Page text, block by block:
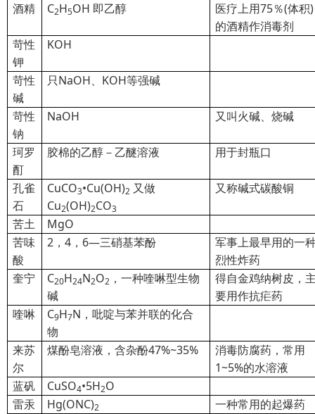
酒精 C2H5OH 即乙醇
医疗上用75％(体积)
的酒精作消毒剂
苛性
钾
KOH
苛性
碱
只NaOH、KOH等强碱
苛性
钠
NaOH 又叫火碱、烧碱
珂罗
酊
胶棉的乙醇－乙醚溶液 用于封瓶口
孔雀
石
CuCO3•Cu(OH)2 又做
Cu2(OH)2CO3
又称碱式碳酸铜
苦土
MgO
苦味
酸
2 ，4，6—三硝基苯酚
军事上最早用的一
烈性炸药
奎宁
C20H24N2O2 ，一种喹啉型生物
碱
得自金鸡纳树皮，
要用作抗疟药
喹啉
C9H7N ，吡啶与苯并联的化合
物
来苏
尔
煤酚皂溶液，含杂酚47%~35%
消毒防腐药，常用
1~5%的水溶液
蓝矾
CuSO4•5H2O
雷汞
Hg(ONC)2
一种常用的起爆药